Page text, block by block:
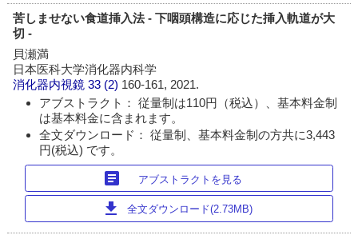
苦しませない食道挿入法 - 下咽頭構造に応じた挿入軌道が大
切 -
貝瀬満
日本医科大学消化器内科学
消化器内視鏡 33 (2) 160-161, 2021.
アブストラクト： 従量制は110円（税込）、基本料金制
は基本料金に含まれます。
全文ダウンロード： 従量制、基本料金制の方共に3,443
円(税込) です。
article アブストラクトを見る
download 全文ダウンロード(2.73MB)